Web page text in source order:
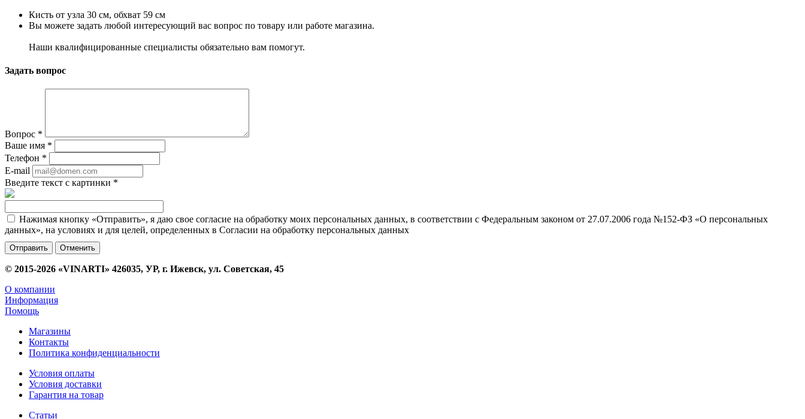
Кисть от узла 30 см, обхват 59 см
Вы можете задать любой интересующий вас вопрос по товару или работе магазина.
Наши квалифицированные специалисты обязательно вам помогут.
Задать вопрос
Вопрос *
Ваше имя *
Телефон *
E-mail
Введите текст с картинки *
Нажимая кнопку «Отправить», я даю свое согласие на обработку моих персональных данных, в соответствии с Федеральным законом от 27.07.2006 года №152-ФЗ «О персональных
данных», на условиях и для целей, определенных в Согласии на обработку персональных данных
Отменить
© 2015-2026 «VINARTI» 426035, УР, г. Ижевск, ул. Советская, 45
О компании
Информация
Помощь
Магазины
Контакты
Политика конфиденциальности
Условия оплаты
Условия доставки
Гарантия на товар
Статьи